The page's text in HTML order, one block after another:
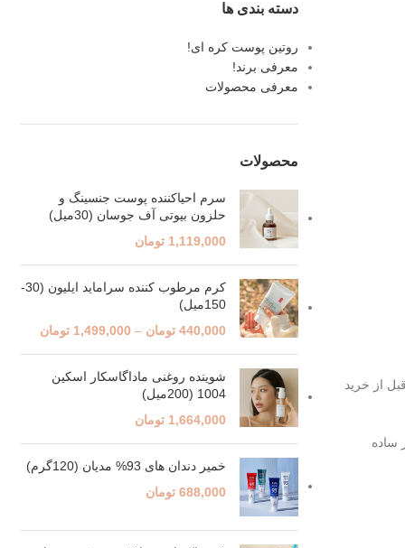
از خرید
ساده
دسته بندی ها
روتین پوست کره ای!
معرفی برند!
معرفی محصولات
محصولات
سرم احیاکننده پوست جنسینگ و
حلزون بیوتی آف جوسان (30میل)
1,119,000 تومان
کرم مرطوب کننده سراماید ایلیون (30-
150میل)
440,000 تومان –
1,499,000 تومان
شوینده روغنی ماداگاسکار اسکین
1004 (200میل)
1,664,000 تومان
خمیر دندان های 93% مدیان (120گرم)
688,000 تومان